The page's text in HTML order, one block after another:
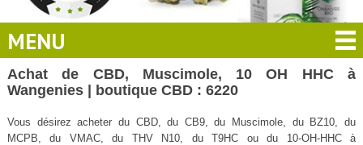
MENU
Achat de CBD, Muscimole, 10 OH HHC à
Wangenies | boutique CBD : 6220
Vous désirez acheter du CBD, du CB9, du Muscimole, du BZ10, du
MCPB, du VMAC, du THV N10, du T9HC ou du 10-OH-HHC à